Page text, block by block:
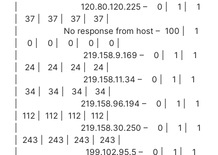
| 120.80.120.225 – 0 | 1 | 1
| 37 | 37 | 37 | 37 |
| No response from host – 100 | 1
| 0 | 0 | 0 | 0 | 0 |
| 219.158.9.169 – 0 | 1 | 1
| 24 | 24 | 24 | 24 |
| 219.158.11.34 – 0 | 1 | 1
| 34 | 34 | 34 | 34 |
| 219.158.96.194 – 0 | 1 | 1
| 112 | 112 | 112 | 112 |
| 219.158.30.250 – 0 | 1 | 1
| 243 | 243 | 243 | 243 |
| 199.102.95.5 – 0 | 1 | 1